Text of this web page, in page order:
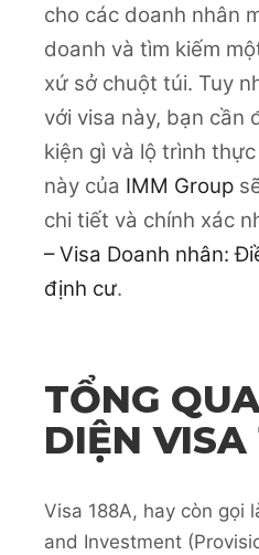
cho các doanh nhân
doanh và tìm kiếm
xứ sở chuột túi. Tuy
với visa này, bạn cần
kiện gì và lộ trình
này của IMM Group
chi tiết và chính xác
– Visa Doanh nhân:
định cư.
TỔNG
DIỆN VISA
Visa 188A, hay còn gọi
and Investment